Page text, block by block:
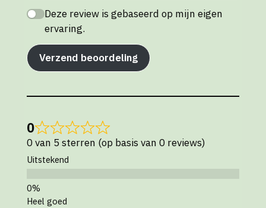
Deze review is gebaseerd op mijn eigen
ervaring.
Verzend beoordeling
0
0 van 5 sterren (op basis van 0 reviews)
Uitstekend
Heel goed